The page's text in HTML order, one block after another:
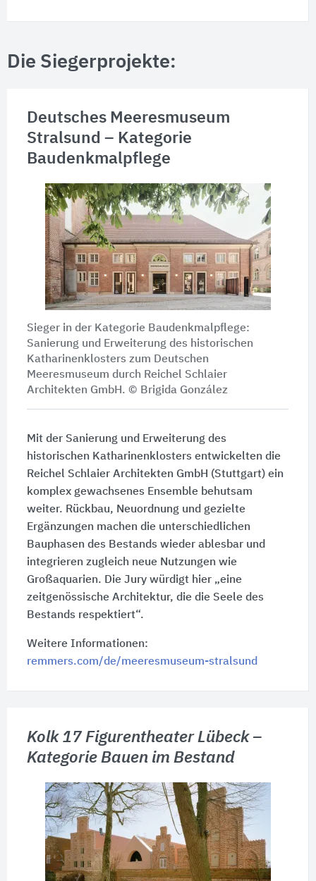
Die Siegerprojekte:
Deutsches Meeresmuseum
Stralsund – Kategorie
Baudenkmalpflege
Sieger in der Kategorie Baudenkmalpflege:
Sanierung und Erweiterung des historischen
Katharinenklosters zum Deutschen
Meeresmuseum durch Reichel Schlaier
Architekten GmbH. © Brigida González
Mit der Sanierung und Erweiterung des
historischen Katharinenklosters entwickelten die
Reichel Schlaier Architekten GmbH (Stuttgart) ein
komplex gewachsenes Ensemble behutsam
weiter. Rückbau, Neuordnung und gezielte
Ergänzungen machen die unterschiedlichen
Bauphasen des Bestands wieder ablesbar und
integrieren zugleich neue Nutzungen wie
Großaquarien. Die Jury würdigt hier „eine
zeitgenössische Architektur, die die Seele des
Bestands respektiert“.
Weitere Informationen:
remmers.com/de/meeresmuseum-stralsund
Kolk 17 Figurentheater Lübeck –
Kategorie Bauen im Bestand